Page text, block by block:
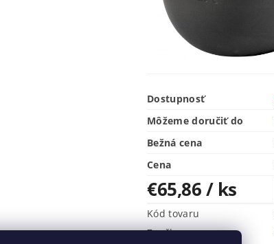
Dostupnosť
Môžeme doručiť do
Bežná cena
Cena
€65,86/ ks
Kód tovaru
Značka